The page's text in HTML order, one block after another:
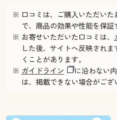
※ 口コミは、ご購入いただいた
で、商品の効果や性能を保証
※ お寄せいただいた口コミは、
した後、サイトへ反映され
くことがあります。
※ ガイドライン
に沿わない
は、掲載できない場合がござ